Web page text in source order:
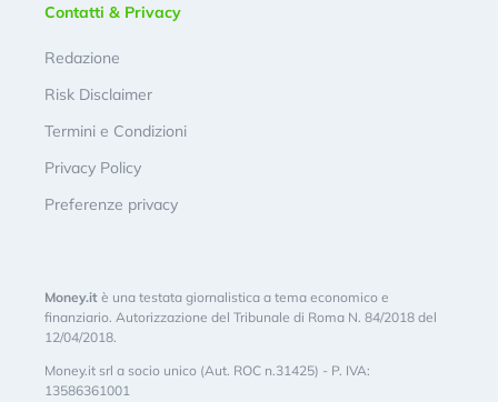
Contatti & Privacy
Redazione
Risk Disclaimer
Termini e Condizioni
Privacy Policy
Preferenze privacy
Money.it è una testata giornalistica a tema economico e
finanziario. Autorizzazione del Tribunale di Roma N. 84/2018 del
12/04/2018.
Money.it srl a socio unico (Aut. ROC n.31425) - P. IVA:
13586361001